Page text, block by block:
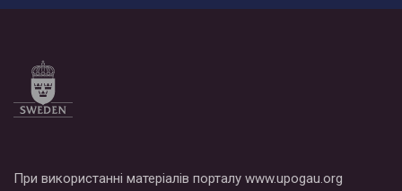
При використанні матеріалів порталу www.upogau.org